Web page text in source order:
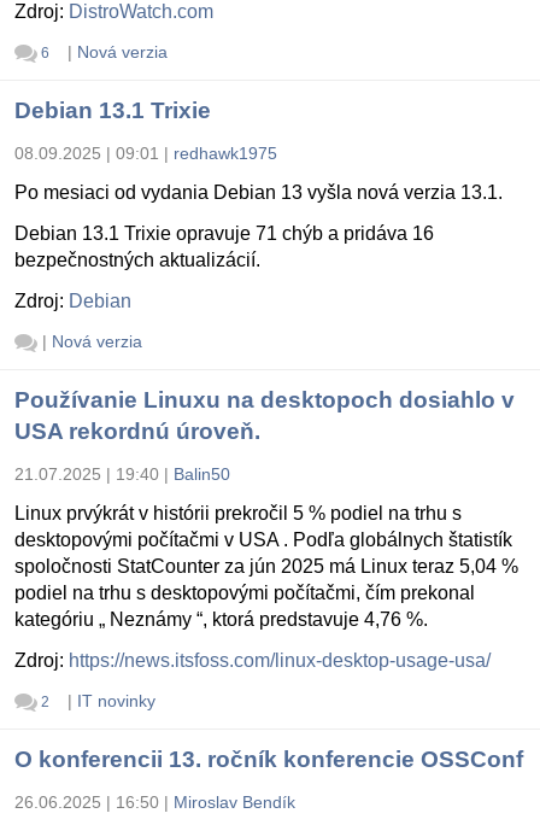
Zdroj: DistroWatch.com
6 | Nová verzia
Debian 13.1 Trixie
08.09.2025 | 09:01 | redhawk1975
Po mesiaci od vydania Debian 13 vyšla nová verzia 13.1.
Debian 13.1 Trixie opravuje 71 chýb a pridáva 16
bezpečnostných aktualizácií.
Zdroj: Debian
| Nová verzia
Používanie Linuxu na desktopoch dosiahlo v
USA rekordnú úroveň.
21.07.2025 | 19:40 | Balin50
Linux prvýkrát v histórii prekročil 5 % podiel na trhu s
desktopovými počítačmi v USA . Podľa globálnych štatistík
spoločnosti StatCounter za jún 2025 má Linux teraz 5,04 %
podiel na trhu s desktopovými počítačmi, čím prekonal
kategóriu „ Neznámy “, ktorá predstavuje 4,76 %.
Zdroj: https://news.itsfoss.com/linux-desktop-usage-usa/
2 | IT novinky
O konferencii 13. ročník konferencie OSSConf
26.06.2025 | 16:50 | Miroslav Bendík